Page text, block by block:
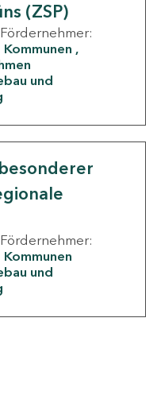
(ZSP)
Fördernehmer:
Kommunen
und
Fördernehmer:
Kommunen
und